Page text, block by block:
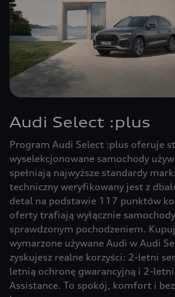
Audi Select :plus
Program Audi Select :plus oferuje
wyselekcjonowane samochody
spełniają najwyższe standardy
techniczny weryfikowany jest z
detal na podstawie 117 punktów
oferty trafiają wyłącznie
sprawdzonym pochodzeniem.
wymarzone używane Audi w Audi
zyskujesz realne korzyści: 2-letni
letnią ochronę gwarancyjną i 2-
Assistance. To spokój, komfort i